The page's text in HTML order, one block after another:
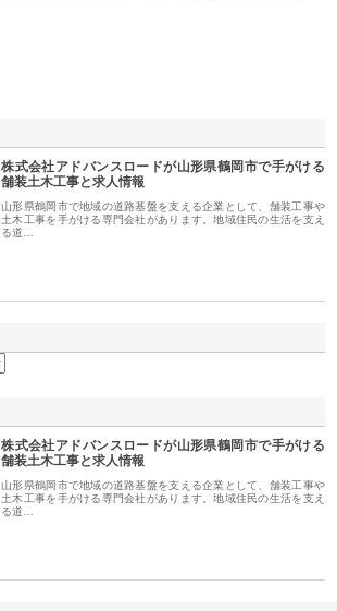
株式会社アドバンスロードが山形県鶴岡市で手がける
舗装土木工事と求人情報
山形県鶴岡市で地域の道路基盤を支える企業として、舗装工事や
土木工事を手がける専門会社があります。地域住民の生活を支え
る道…
株式会社アドバンスロードが山形県鶴岡市で手がける
舗装土木工事と求人情報
山形県鶴岡市で地域の道路基盤を支える企業として、舗装工事や
土木工事を手がける専門会社があります。地域住民の生活を支え
る道…